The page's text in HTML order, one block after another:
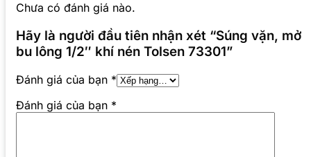
Chưa có đánh giá nào.
Hãy là người đầu tiên nhận xét “Súng vặn, mở
bu lông 1/2″ khí nén Tolsen 73301”
Đánh giá của bạn *
Đánh giá của bạn *